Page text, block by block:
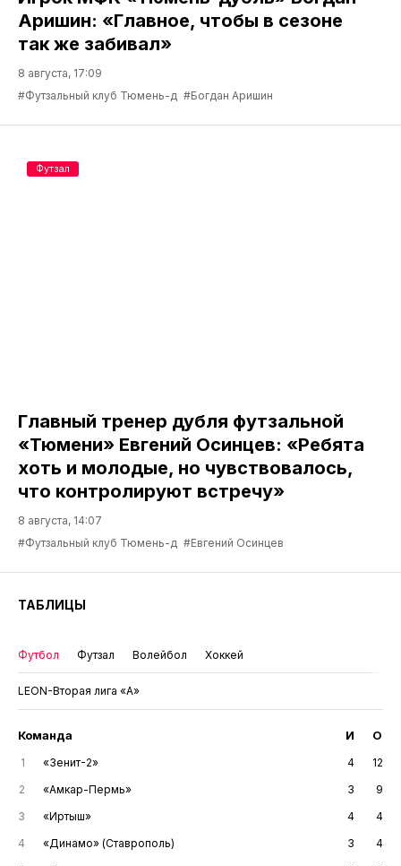
Аришин: «Главное, чтобы в сезоне
так же забивал»
8 августа, 17:09
#Футзальный клуб Тюмень-д #Богдан Аришин
Главный тренер дубля футзальной
«Тюмени» Евгений Осинцев: «Ребята
хоть и молодые, но чувствовалось,
что контролируют встречу»
8 августа, 14:07
#Футзальный клуб Тюмень-д #Евгений Осинцев
Футзал
ТАБЛИЦЫ
Футбол Футзал Волейбол Хоккей
LEON-Вторая лига «А»
Команда И О
1 «Зенит-2» 4
12
2
«Амкар-Пермь» 3
9
3
«Иртыш» 4
4
4
«Динамо» (Ставрополь) 3
4